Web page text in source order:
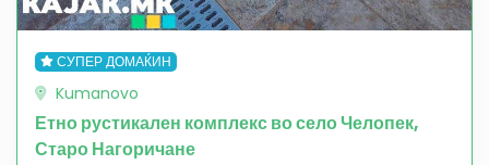
СУПЕР ДОМАЌИН
Kumanovo
Етно рустикален комплекс во село Челопек,
Старо Нагоричане